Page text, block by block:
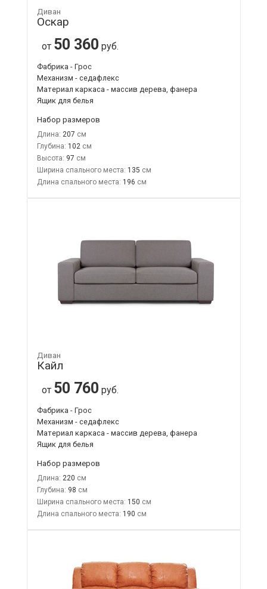
Диван
Оскар
от 50 360 руб.
Фабрика - Грос
Механизм - седафлекс
Материал каркаса - массив дерева, фанера
Ящик для белья
Набор размеров
Длина: 207
Глубина: 102
Высота: 97
Ширина спального места: 135
Длина спального места: 196
Диван
Кайл
от 50 760 руб.
Фабрика - Грос
Механизм - седафлекс
Материал каркаса - массив дерева, фанера
Ящик для белья
Набор размеров
Длина: 220
Глубина: 98
Ширина спального места: 150
Длина спального места: 190